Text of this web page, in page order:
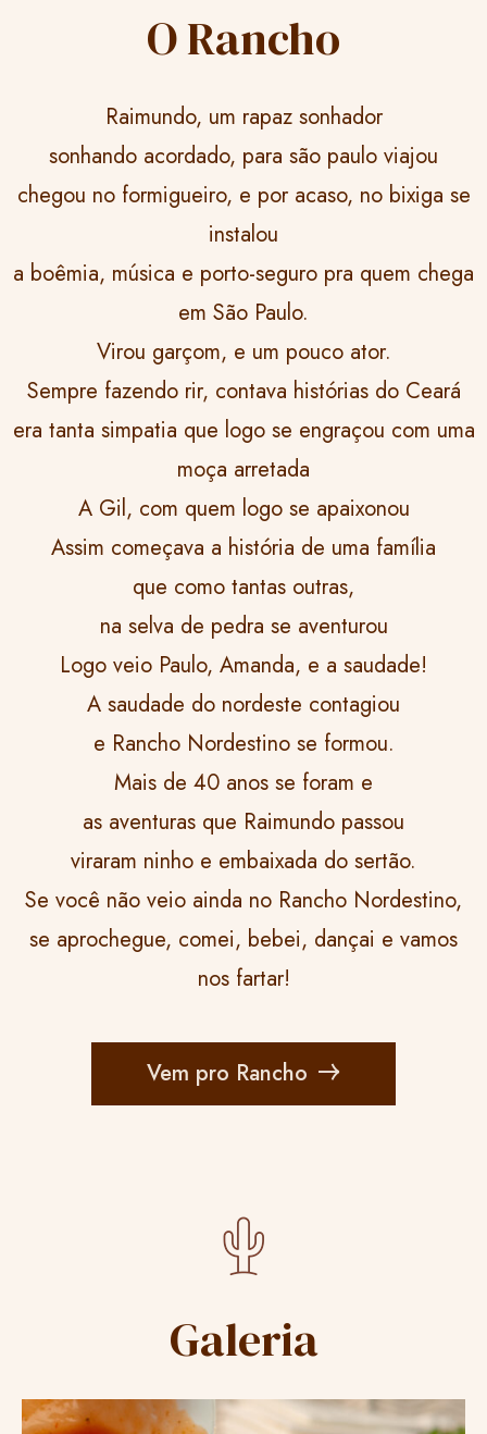
O Rancho
Raimundo, um rapaz sonhador
sonhando acordado, para são paulo viajou
chegou no formigueiro, e por acaso, no bixiga se
instalou
a boêmia, música e porto-seguro pra quem chega
em São Paulo.
Virou garçom, e um pouco ator.
Sempre fazendo rir, contava histórias do Ceará
era tanta simpatia que logo se engraçou com uma
moça arretada
A Gil, com quem logo se apaixonou
Assim começava a história de uma família
que como tantas outras,
na selva de pedra se aventurou
Logo veio Paulo, Amanda, e a saudade!
A saudade do nordeste contagiou
e Rancho Nordestino se formou.
Mais de 40 anos se foram e
as aventuras que Raimundo passou
viraram ninho e embaixada do sertão.
Se você não veio ainda no Rancho Nordestino,
se aprochegue, comei, bebei, dançai e vamos
nos fartar!
Vem pro Rancho
Galeria